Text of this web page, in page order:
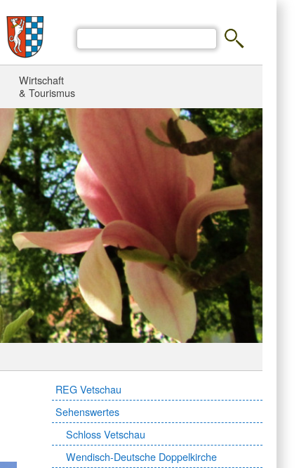
Wirtschaft
& Tourismus
REG Vetschau
Sehenswertes
Schloss Vetschau
Wendisch-Deutsche Doppelkirche